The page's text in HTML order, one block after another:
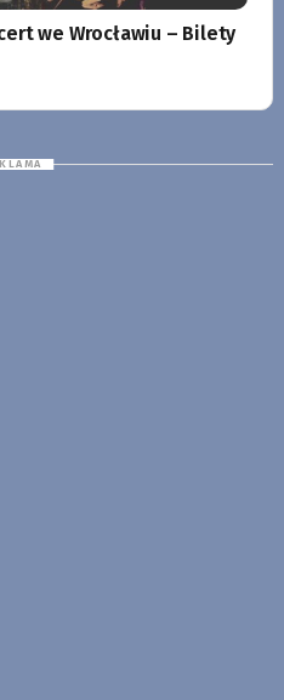
we Wrocławiu – Bilety